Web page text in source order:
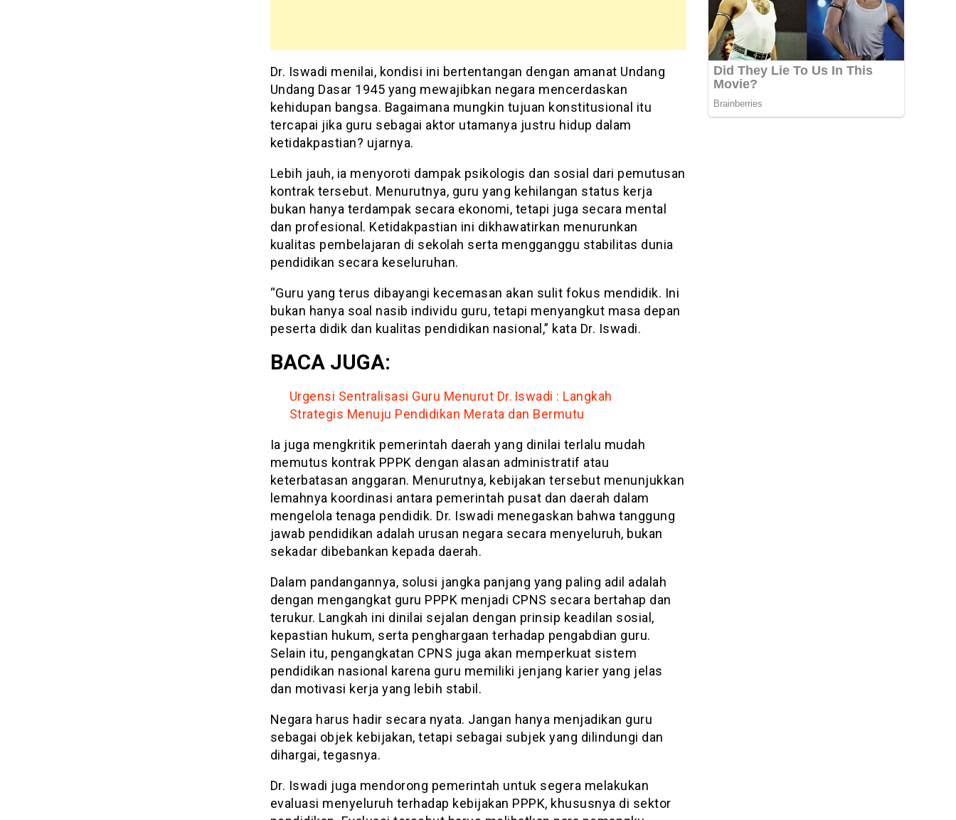
Dr. Iswadi menilai, kondisi ini bertentangan dengan amanat Undang
Undang Dasar 1945 yang mewajibkan negara mencerdaskan
kehidupan bangsa. Bagaimana mungkin tujuan konstitusional itu
tercapai jika guru sebagai aktor utamanya justru hidup dalam
ketidakpastian? ujarnya.
Lebih jauh, ia menyoroti dampak psikologis dan sosial dari pemutusan
kontrak tersebut. Menurutnya, guru yang kehilangan status kerja
bukan hanya terdampak secara ekonomi, tetapi juga secara mental
dan profesional. Ketidakpastian ini dikhawatirkan menurunkan
kualitas pembelajaran di sekolah serta mengganggu stabilitas dunia
pendidikan secara keseluruhan.
“Guru yang terus dibayangi kecemasan akan sulit fokus mendidik. Ini
bukan hanya soal nasib individu guru, tetapi menyangkut masa depan
peserta didik dan kualitas pendidikan nasional,” kata Dr. Iswadi.
BACA JUGA:
Urgensi Sentralisasi Guru Menurut Dr. Iswadi : Langkah
Strategis Menuju Pendidikan Merata dan Bermutu
Ia juga mengkritik pemerintah daerah yang dinilai terlalu mudah
memutus kontrak PPPK dengan alasan administratif atau
keterbatasan anggaran. Menurutnya, kebijakan tersebut menunjukkan
lemahnya koordinasi antara pemerintah pusat dan daerah dalam
mengelola tenaga pendidik. Dr. Iswadi menegaskan bahwa tanggung
jawab pendidikan adalah urusan negara secara menyeluruh, bukan
sekadar dibebankan kepada daerah.
Dalam pandangannya, solusi jangka panjang yang paling adil adalah
dengan mengangkat guru PPPK menjadi CPNS secara bertahap dan
terukur. Langkah ini dinilai sejalan dengan prinsip keadilan sosial,
kepastian hukum, serta penghargaan terhadap pengabdian guru.
Selain itu, pengangkatan CPNS juga akan memperkuat sistem
pendidikan nasional karena guru memiliki jenjang karier yang jelas
dan motivasi kerja yang lebih stabil.
Negara harus hadir secara nyata. Jangan hanya menjadikan guru
sebagai objek kebijakan, tetapi sebagai subjek yang dilindungi dan
dihargai, tegasnya.
Dr. Iswadi juga mendorong pemerintah untuk segera melakukan
evaluasi menyeluruh terhadap kebijakan PPPK, khususnya di sektor